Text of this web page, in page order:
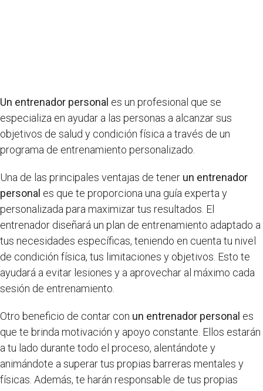
Un entrenador personal es un profesional que se
especializa en ayudar a las personas a alcanzar sus
objetivos de salud y condición física a través de un
programa de entrenamiento personalizado.
Una de las principales ventajas de tener un entrenador
personal es que te proporciona una guía experta y
personalizada para maximizar tus resultados. El
entrenador diseñará un plan de entrenamiento adaptado a
tus necesidades específicas, teniendo en cuenta tu nivel
de condición física, tus limitaciones y objetivos. Esto te
ayudará a evitar lesiones y a aprovechar al máximo cada
sesión de entrenamiento.
Otro beneficio de contar con un entrenador personal es
que te brinda motivación y apoyo constante. Ellos estarán
a tu lado durante todo el proceso, alentándote y
animándote a superar tus propias barreras mentales y
físicas. Además, te harán responsable de tus propias